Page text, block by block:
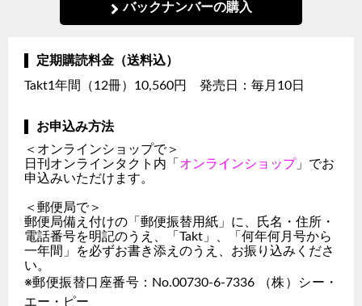
バックナンバーの購入
定期購読料金（送料込）
Takt1年間（12冊）10,560円 発売日：毎月10日
お申込み方法
＜オンラインショップで＞
日刊オンラインタクト内「 オンラインショップ 」でお
申込みいただけます。
＜郵便局で＞
郵便局備え付けの「郵便振替用紙」に、氏名・住所・
電話番号を明記のうえ、「Takt」、「何年何月号から
一年間」を必ずお書き添えのうえ、お振り込みくださ
い。
※郵便振替口座番号：No.00730-6-7336 （株）シー・
エー・ピー